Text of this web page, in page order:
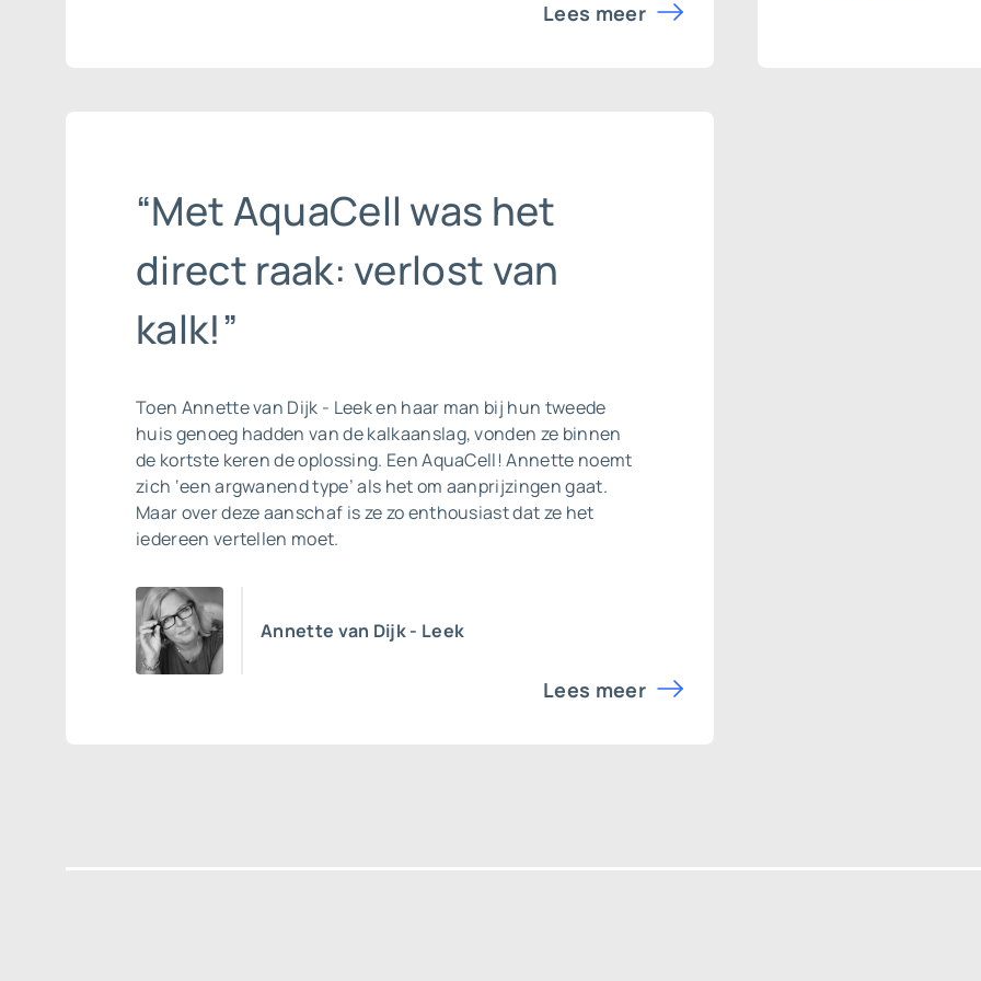
Lees meer
“Met AquaCell was het
direct raak: verlost van
kalk!”
Toen Annette van Dijk - Leek en haar man bij hun tweede
huis genoeg hadden van de kalkaanslag, vonden ze binnen
de kortste keren de oplossing. Een AquaCell! Annette noemt
zich ‘een argwanend type’ als het om aanprijzingen gaat.
Maar over deze aanschaf is ze zo enthousiast dat ze het
iedereen vertellen moet.
Annette van Dijk - Leek
Lees meer